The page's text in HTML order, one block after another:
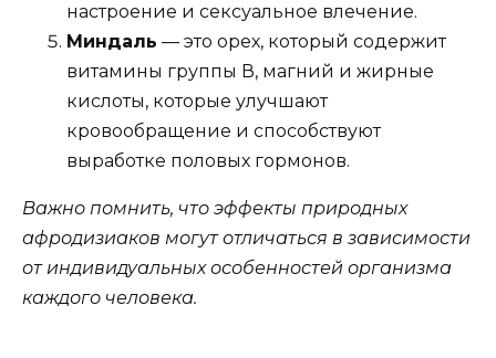
настроение и сексуальное влечение.
Миндаль — это орех, который содержит
витамины группы В, магний и жирные
кислоты, которые улучшают
кровообращение и способствуют
выработке половых гормонов.
Важно помнить, что эффекты природных
афродизиаков могут отличаться в зависимости
от индивидуальных особенностей организма
каждого человека.